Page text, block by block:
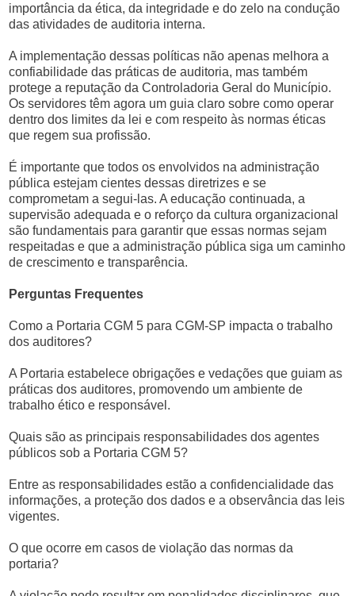
importância da ética, da integridade e do zelo na condução
das atividades de auditoria interna.
A implementação dessas políticas não apenas melhora a
confiabilidade das práticas de auditoria, mas também
protege a reputação da Controladoria Geral do Município.
Os servidores têm agora um guia claro sobre como operar
dentro dos limites da lei e com respeito às normas éticas
que regem sua profissão.
É importante que todos os envolvidos na administração
pública estejam cientes dessas diretrizes e se
comprometam a segui-las. A educação continuada, a
supervisão adequada e o reforço da cultura organizacional
são fundamentais para garantir que essas normas sejam
respeitadas e que a administração pública siga um caminho
de crescimento e transparência.
Perguntas Frequentes
Como a Portaria CGM 5 para CGM-SP impacta o trabalho
dos auditores?
A Portaria estabelece obrigações e vedações que guiam as
práticas dos auditores, promovendo um ambiente de
trabalho ético e responsável.
Quais são as principais responsabilidades dos agentes
públicos sob a Portaria CGM 5?
Entre as responsabilidades estão a confidencialidade das
informações, a proteção dos dados e a observância das leis
vigentes.
O que ocorre em casos de violação das normas da
portaria?